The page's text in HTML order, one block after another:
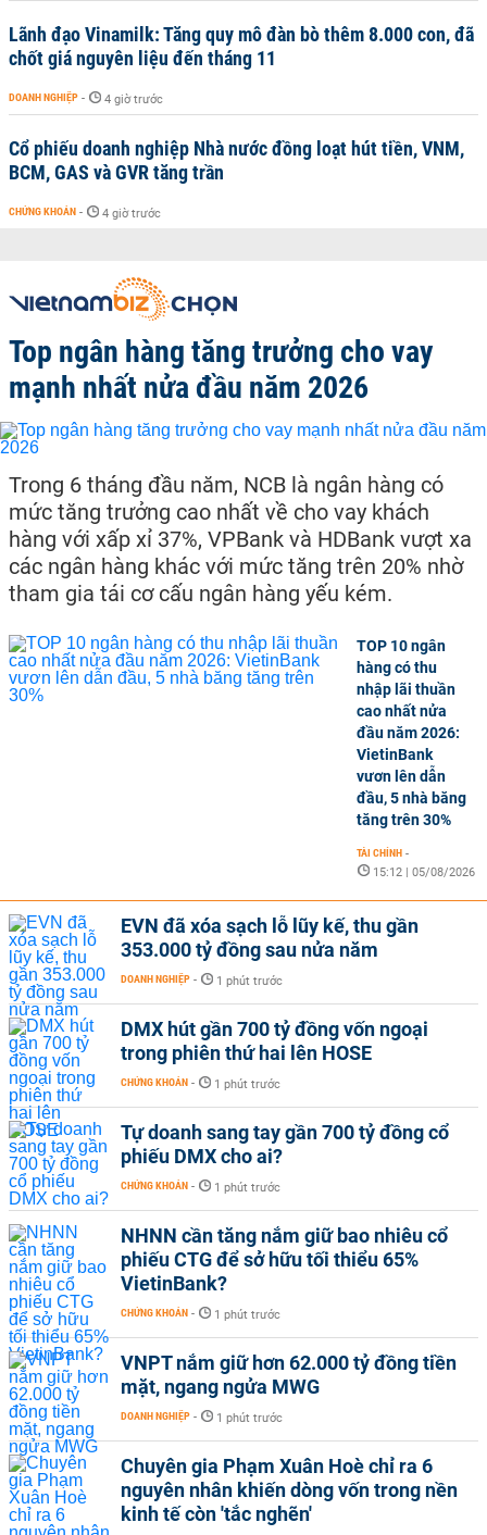
Lãnh đạo Vinamilk: Tăng quy mô đàn bò thêm 8.000 con, đã
chốt giá nguyên liệu đến tháng 11
DOANH NGHIỆP - 4 giờ trước
Cổ phiếu doanh nghiệp Nhà nước đồng loạt hút tiền, VNM,
BCM, GAS và GVR tăng trần
CHỨNG KHOÁN - 4 giờ trước
Top ngân hàng tăng trưởng cho vay
mạnh nhất nửa đầu năm 2026
Trong 6 tháng đầu năm, NCB là ngân hàng có
mức tăng trưởng cao nhất về cho vay khách
hàng với xấp xỉ 37%, VPBank và HDBank vượt xa
các ngân hàng khác với mức tăng trên 20% nhờ
tham gia tái cơ cấu ngân hàng yếu kém.
TOP 10 ngân
hàng có thu
nhập lãi thuần
cao nhất nửa
đầu năm 2026:
VietinBank
vươn lên dẫn
đầu, 5 nhà băng
tăng trên 30%
TÀI CHÍNH -
15:12 | 05/08/2026
EVN đã xóa sạch lỗ lũy kế, thu gần
353.000 tỷ đồng sau nửa năm
DOANH NGHIỆP - 1 phút trước
DMX hút gần 700 tỷ đồng vốn ngoại
trong phiên thứ hai lên HOSE
CHỨNG KHOÁN - 1 phút trước
Tự doanh sang tay gần 700 tỷ đồng cổ
phiếu DMX cho ai?
CHỨNG KHOÁN - 1 phút trước
NHNN cần tăng nắm giữ bao nhiêu cổ
phiếu CTG để sở hữu tối thiểu 65%
VietinBank?
CHỨNG KHOÁN - 1 phút trước
VNPT nắm giữ hơn 62.000 tỷ đồng tiền
mặt, ngang ngửa MWG
DOANH NGHIỆP - 1 phút trước
Chuyên gia Phạm Xuân Hoè chỉ ra 6
nguyên nhân khiến dòng vốn trong nền
kinh tế còn 'tắc nghẽn'